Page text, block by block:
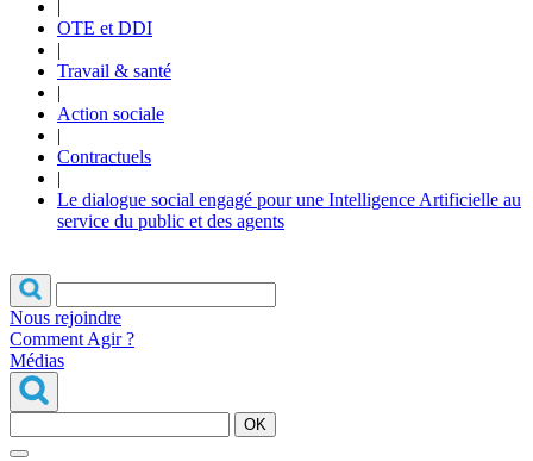
|
OTE et DDI
|
Travail & santé
|
Action sociale
|
Contractuels
|
Le dialogue social engagé pour une Intelligence Artificielle au
service du public et des agents
Nous rejoindre
Comment Agir ?
Médias
OK